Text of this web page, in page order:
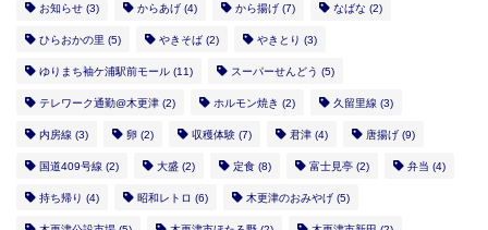
お知らせ (3) からあげ (4) から揚げ (7) なばな (2)
ひらおかの里 (5) やきそば (2) やきとり (3)
ゆりまち袖ケ浦駅前モール (11) スーパーせんどう (5)
テレワーク通勤@木更津 (2) ホルモン焼き (2) 久留里線 (3)
内房線 (3) 卵 (2) 収穫体験 (7) 君津 (4) 唐揚げ (9)
国道409号線 (2) 大盛 (2) 定食 (8) 富士見亭 (2) 弁当 (4)
持ち帰り (4) 昭和レトロ (6) 木更津のおみやげ (5)